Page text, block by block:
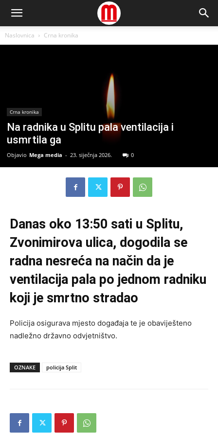
Naslovnica Crna kronika
Crna kronika
Na radnika u Splitu pala ventilacija i
usmrtila ga
Objavio Mega media - 23. siječnja 2026. 0
Danas oko 13:50 sati u Splitu,
Zvonimirova ulica, dogodila se
radna nesreća na način da je
ventilacija pala po jednom radniku
koji je smrtno stradao
Policija osigurava mjesto događaja te je obaviješteno
nadležno državno odvjetništvo.
OZNAKE policija Split